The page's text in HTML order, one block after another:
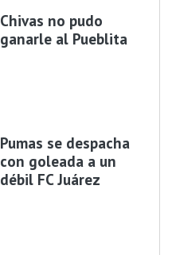
Chivas no pudo
ganarle al Pueblita
Pumas se despacha
con goleada a un
débil FC Juárez